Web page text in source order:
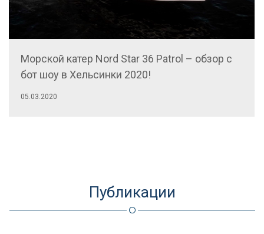
Морской катер Nord Star 36 Patrol – обзор с
бот шоу в Хельсинки 2020!
05.03.2020
Публикации